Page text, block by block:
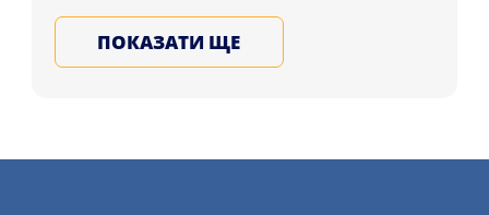
Hankook Winter i*cept evo2 W320
285/30 R22 101W XL AO жителям
ПОКАЗАТИ ЩЕ